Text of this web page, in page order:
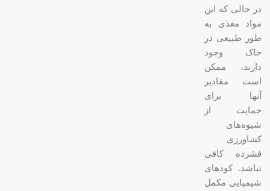
در حالی که این
مواد مغذی به
طور طبیعی در
خاک وجود
دارند، ممکن
است مقادیر
آنها برای
حمایت از
شیوه‌های
کشاورزی
فشرده کافی
نباشد. کودهای
شیمیایی مکمل